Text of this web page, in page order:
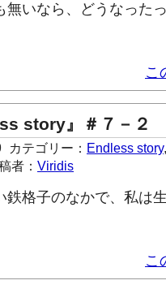
無いなら、どうなった
こ
story』＃７－２
カテゴリー： Endless story
者： Viridis
鉄格子のなかで、私は
こ